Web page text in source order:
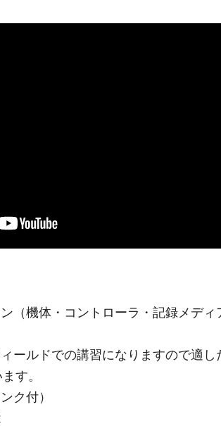
（機体・コントローラ・記録メディ
ールドでの講習になりますので適し
す。
ク付）